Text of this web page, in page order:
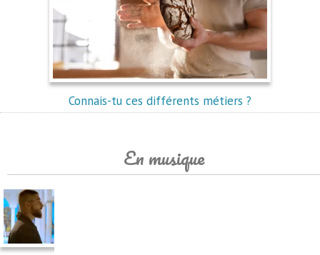
Connais-tu ces différents métiers ?
En musique